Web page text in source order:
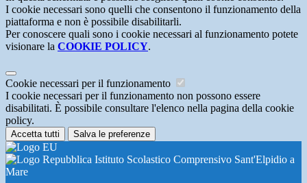
I cookie necessari sono quelli che consentono il funzionamento della
piattaforma e non è possibile disabilitarli.
Per conoscere quali sono i cookie necessari al funzionamento potete
visionare la COOKIE POLICY.
Cookie necessari per il funzionamento
I cookie necessari per il funzionamento non possono essere
disabilitati. È possibile consultare l'elenco nella pagina della cookie
policy.
Accetta tutti Salva le preferenze
Istituto Scolastico Comprensivo Sant'Elpidio a
Mare